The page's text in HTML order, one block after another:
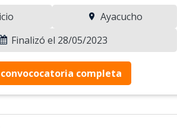
Ayacucho
Finalizó el 28/05/2023
completa